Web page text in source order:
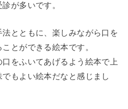
が多いです。
とともに、楽しみながら口を
とができる絵本です。
をふいてあげるよう絵本で上
もよい絵本だなと感じまし